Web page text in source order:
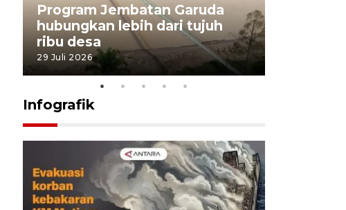
Program Jembatan Garuda
hubungkan lebih dari tujuh
ribu desa
29 Juli 2026
Infografik